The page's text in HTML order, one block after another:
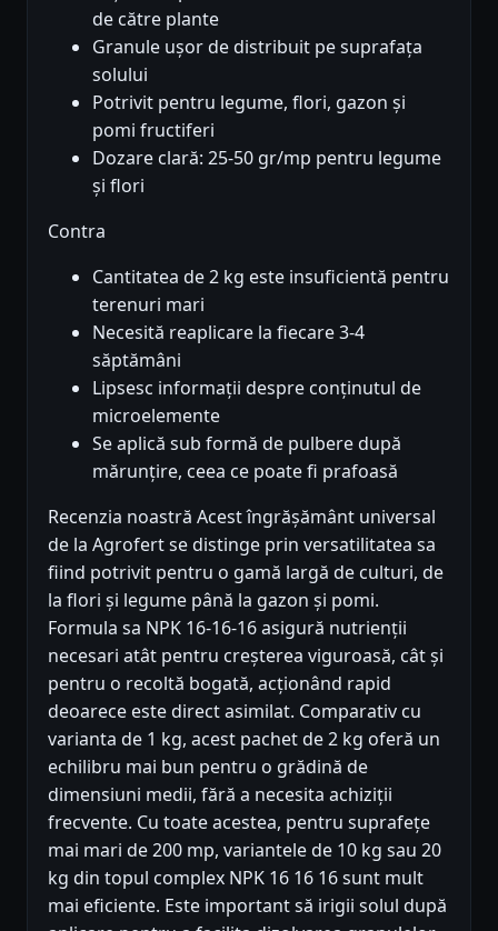
de către plante
Granule ușor de distribuit pe suprafața
solului
Potrivit pentru legume, flori, gazon și
pomi fructiferi
Dozare clară: 25-50 gr/mp pentru legume
și flori
Contra
Cantitatea de 2 kg este insuficientă pentru
terenuri mari
Necesită reaplicare la fiecare 3-4
săptămâni
Lipsesc informații despre conținutul de
microelemente
Se aplică sub formă de pulbere după
mărunțire, ceea ce poate fi prafoasă
Recenzia noastră Acest îngrășământ universal
de la Agrofert se distinge prin versatilitatea sa
fiind potrivit pentru o gamă largă de culturi, de
la flori și legume până la gazon și pomi.
Formula sa NPK 16-16-16 asigură nutrienții
necesari atât pentru creșterea viguroasă, cât și
pentru o recoltă bogată, acționând rapid
deoarece este direct asimilat. Comparativ cu
varianta de 1 kg, acest pachet de 2 kg oferă un
echilibru mai bun pentru o grădină de
dimensiuni medii, fără a necesita achiziții
frecvente. Cu toate acestea, pentru suprafețe
mai mari de 200 mp, variantele de 10 kg sau 20
kg din topul complex NPK 16 16 16 sunt mult
mai eficiente. Este important să irigii solul după